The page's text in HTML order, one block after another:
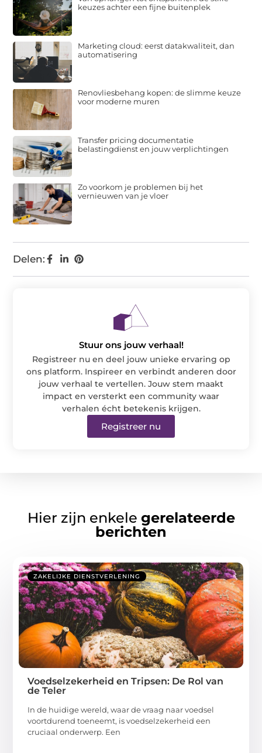
Delen:
keuzes achter een fijne buitenplek
Marketing cloud: eerst datakwaliteit, dan
automatisering
Renovliesbehang kopen: de slimme keuze
voor moderne muren
Transfer pricing documentatie
belastingdienst en jouw verplichtingen
Zo voorkom je problemen bij het
vernieuwen van je vloer
Stuur ons jouw verhaal!
Registreer nu en deel jouw unieke ervaring op
ons platform. Inspireer en verbindt anderen door
jouw verhaal te vertellen. Jouw stem maakt
impact en versterkt een community waar
verhalen écht betekenis krijgen.
Registreer nu
Hier zijn enkele gerelateerde
berichten
ZAKELIJKE DIENSTVERLENING
Voedselzekerheid en Tripsen: De Rol van
de Teler
In de huidige wereld, waar de vraag naar voedsel
voortdurend toeneemt, is voedselzekerheid een
cruciaal onderwerp. Een